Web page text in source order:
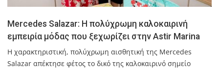
Mercedes Salazar: Η πολύχρωμη καλοκαιρινή
εμπειρία μόδας που ξεχωρίζει στην Astir Marina
Η χαρακτηριστική, πολύχρωμη αισθητική της Mercedes
Salazar απέκτησε φέτος το δικό της καλοκαιρινό σημείο